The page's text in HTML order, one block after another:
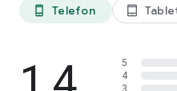
phone_android Telefon tablet_android
5
4
3